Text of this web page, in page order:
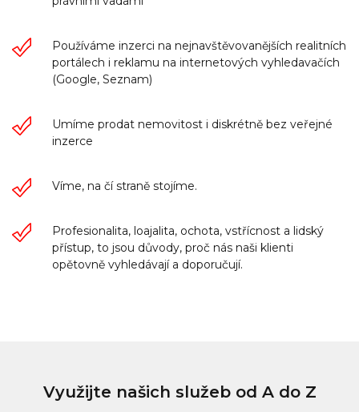
Používáme inzerci na nejnavštěvovanějších realitních
portálech i reklamu na internetových vyhledavačích
(Google, Seznam)
Umíme prodat nemovitost i diskrétně bez veřejné
inzerce
Víme, na čí straně stojíme.
Profesionalita, loajalita, ochota, vstřícnost a lidský
přístup, to jsou důvody, proč nás naši klienti
opětovně vyhledávají a doporučují.
Využijte našich služeb od A do Z